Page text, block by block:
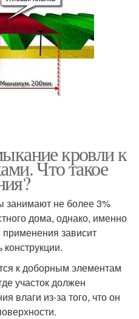
кровли к
Что такое
не более 3%
дома, однако, именно
зависит
к доборным элементам
участок должен
влаги из-за того, что он